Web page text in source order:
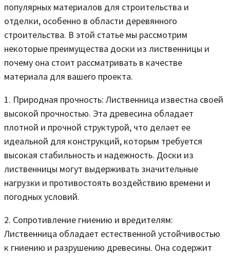
популярных материалов для строительства и
отделки, особенно в области деревянного
строительства. В этой статье мы рассмотрим
некоторые преимущества доски из лиственницы и
почему она стоит рассматривать в качестве
материала для вашего проекта.
1. Природная прочность: Лиственница известна своей
высокой прочностью. Эта древесина обладает
плотной и прочной структурой, что делает ее
идеальной для конструкций, которым требуется
высокая стабильность и надежность. Доски из
лиственницы могут выдерживать значительные
нагрузки и противостоять воздействию времени и
погодных условий.
2. Сопротивление гниению и вредителям:
Лиственница обладает естественной устойчивостью
к гниению и разрушению древесины. Она содержит